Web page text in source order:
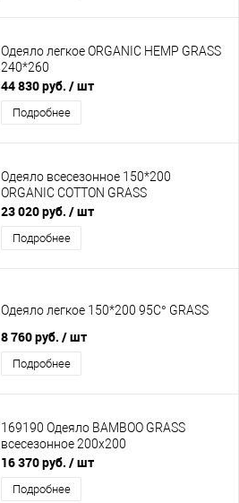
Одеяло легкое ORGANIC HEMP GRASS
240*260
44 830 руб. / шт
Подробнее
Одеяло всесезонное 150*200
ORGANIC СOTTON GRASS
23 020 руб. / шт
Подробнее
Одеяло легкое 150*200 95C° GRASS
8 760 руб. / шт
Подробнее
169190 Одеяло BAMBOO GRASS
всесезонное 200х200
16 370 руб. / шт
Подробнее